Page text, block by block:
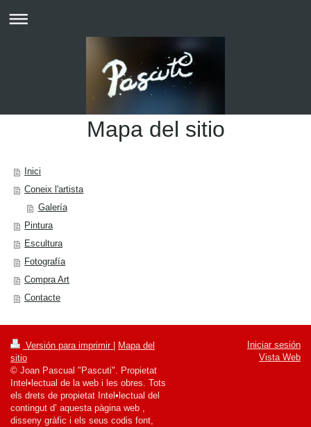
Mapa del sitio
Inici
Coneix l'artista
Galería
Pintura
Escultura
Fotografía
Compra Art
Contacte
Versión para imprimir
Mapa del
sitio
© Joan Pascual "Pascuti". Propietat
Intel•lectual de la web i les obres. Tots
els drets de propietat Intel•lectual del
contingut d’ aquesta pàgina web ,
disseny gràfic i els seus codis font,
Iniciar sesión
Vista Web